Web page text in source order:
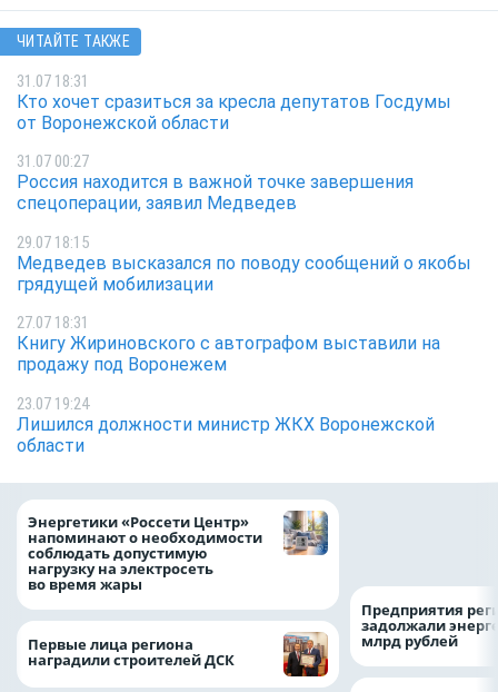
ЧИТАЙТЕ ТАКЖЕ
31.07 18:31
Кто хочет сразиться за кресла депутатов Госдумы
от Воронежской области
31.07 00:27
Россия находится в важной точке завершения
спецоперации, заявил Медведев
29.07 18:15
Медведев высказался по поводу сообщений о якобы
грядущей мобилизации
27.07 18:31
Книгу Жириновского с автографом выставили на
продажу под Воронежем
23.07 19:24
Лишился должности министр ЖКХ Воронежской
области
Энергетики «Россети Центр»
напоминают о необходимости
соблюдать допустимую
нагрузку на электросеть
во время жары
Первые лица региона
наградили строителей ДСК
Предприятия
задолжали
млрд рублей